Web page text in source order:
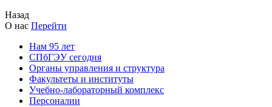
Назад
О нас Перейти
Нам 95 лет
СПбГЭУ сегодня
Органы управления и структура
Факультеты и институты
Учебно-лабораторный комплекс
Персоналии